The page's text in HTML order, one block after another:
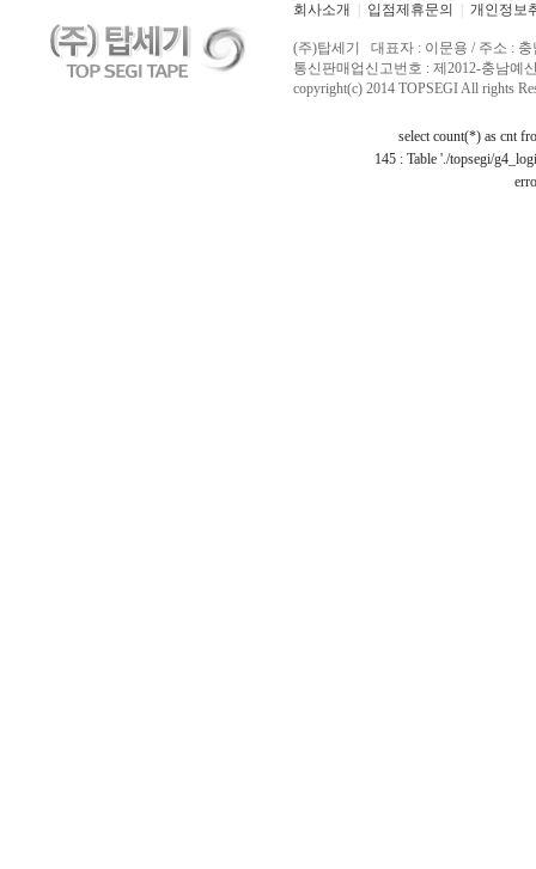
회사소개 입점제휴문의 개인정보
(주)탑세기 대표자 : 이문용 / 주소 : 충
통신판매업신고번호 : 제2012-충남예
copyright(c) 2014 TOPSEGI All rights
select count(*) as cnt
145 : Table './topsegi/